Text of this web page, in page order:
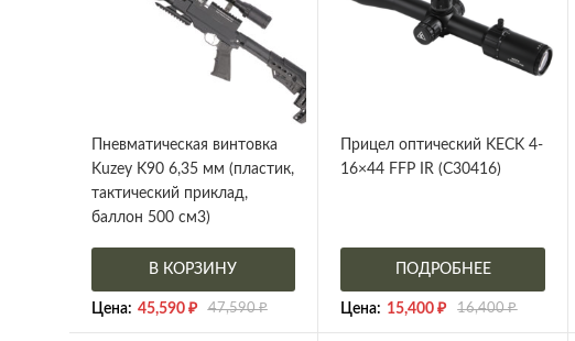
Пневматическая винтовка
Kuzey K90 6,35 мм (пластик,
тактический приклад,
баллон 500 см3)
В КОРЗИНУ
Цена: 45,590 ₽ 47,590₽
Прицел оптический KECK 4-
16×44 FFP IR (C30416)
ПОДРОБНЕЕ
Цена: 15,400₽ 16,400₽